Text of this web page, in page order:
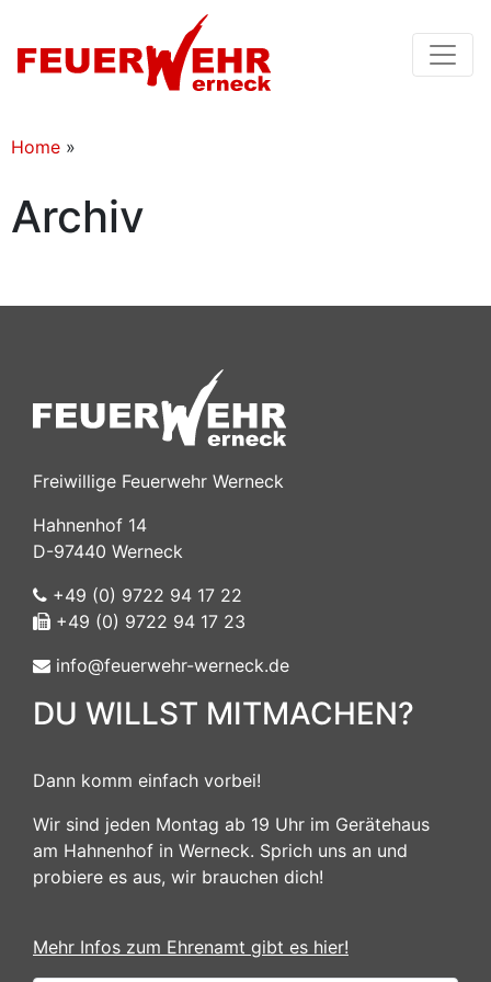
Home »
Archiv
Freiwillige Feuerwehr Werneck
Hahnenhof 14
D-97440 Werneck
+49 (0) 9722 94 17 22
+49 (0) 9722 94 17 23
info@feuerwehr-werneck.de
DU WILLST MITMACHEN?
Dann komm einfach vorbei!
Wir sind jeden Montag ab 19 Uhr im Gerätehaus
am Hahnenhof in Werneck. Sprich uns an und
probiere es aus, wir brauchen dich!
Mehr Infos zum Ehrenamt gibt es hier!